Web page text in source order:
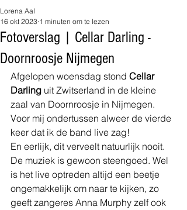
Fotoverslag | Cellar Darling -
Doornroosje Nijmegen
Lorena Aal
16 okt 2023 1 minuten om te lezen
Afgelopen woensdag stond Cellar
Darling uit Zwitserland in de kleine
zaal van Doornroosje in Nijmegen.
Voor mij ondertussen alweer de vierde
keer dat ik de band live zag!
En eerlijk, dit verveelt natuurlijk nooit.
De muziek is gewoon steengoed. Wel
is het live optreden altijd een beetje
ongemakkelijk om naar te kijken, zo
geeft zangeres Anna Murphy zelf ook